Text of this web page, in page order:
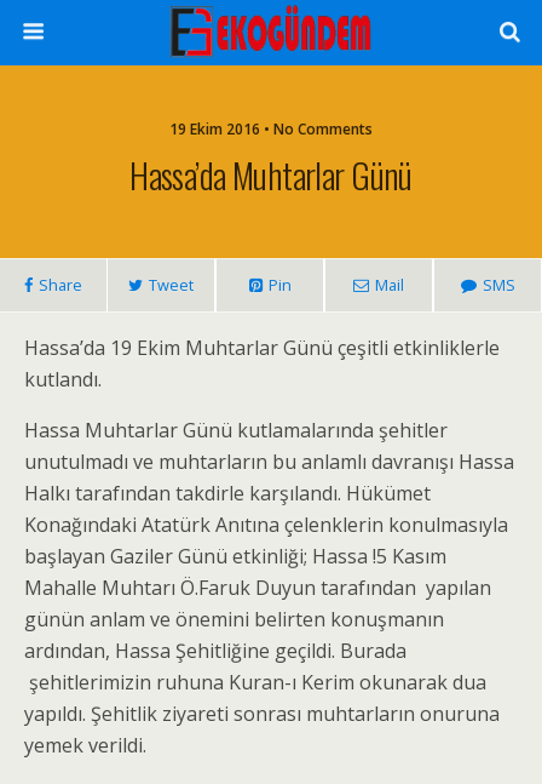
19 Ekim 2016 • No Comments
Hassa’da Muhtarlar Günü
Share Tweet Pin Mail SMS
Hassa’da 19 Ekim Muhtarlar Günü çeşitli etkinliklerle
kutlandı.
Hassa Muhtarlar Günü kutlamalarında şehitler
unutulmadı ve muhtarların bu anlamlı davranışı Hassa
Halkı tarafından takdirle karşılandı. Hükümet
Konağındaki Atatürk Anıtına çelenklerin konulmasıyla
başlayan Gaziler Günü etkinliği; Hassa !5 Kasım
Mahalle Muhtarı Ö.Faruk Duyun tarafından yapılan
günün anlam ve önemini belirten konuşmanın
ardından, Hassa Şehitliğine geçildi. Burada
şehitlerimizin ruhuna Kuran-ı Kerim okunarak dua
yapıldı. Şehitlik ziyareti sonrası muhtarların onuruna
yemek verildi.